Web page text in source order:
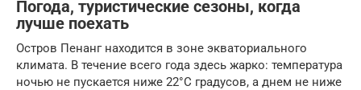
Погода, туристические сезоны, когда
лучше поехать
Остров Пенанг находится в зоне экваториального
климата. В течение всего года здесь жарко: температура
ночью не пускается ниже 22°C градусов, а днем не ниже